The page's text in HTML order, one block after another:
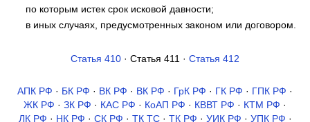
по которым истек срок исковой давности;
в иных случаях, предусмотренных законом или договором.
Статья 410 · Статья 411 · Статья 412
АПК РФ · БК РФ · ВК РФ · ВК РФ · ГрК РФ · ГК РФ · ГПК РФ ·
ЖК РФ · ЗК РФ · КАС РФ · КоАП РФ · КВВТ РФ · КТМ РФ ·
ЛК РФ · НК РФ · СК РФ · ТК TC· ТК РФ · УИК РФ · УПК РФ ·